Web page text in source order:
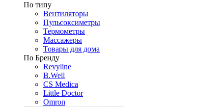
По типу
Вентиляторы
Пульсоксиметры
Термометры
Массажеры
Товары для дома
По Бренду
Revyline
B.Well
CS Medica
Little Doctor
Omron